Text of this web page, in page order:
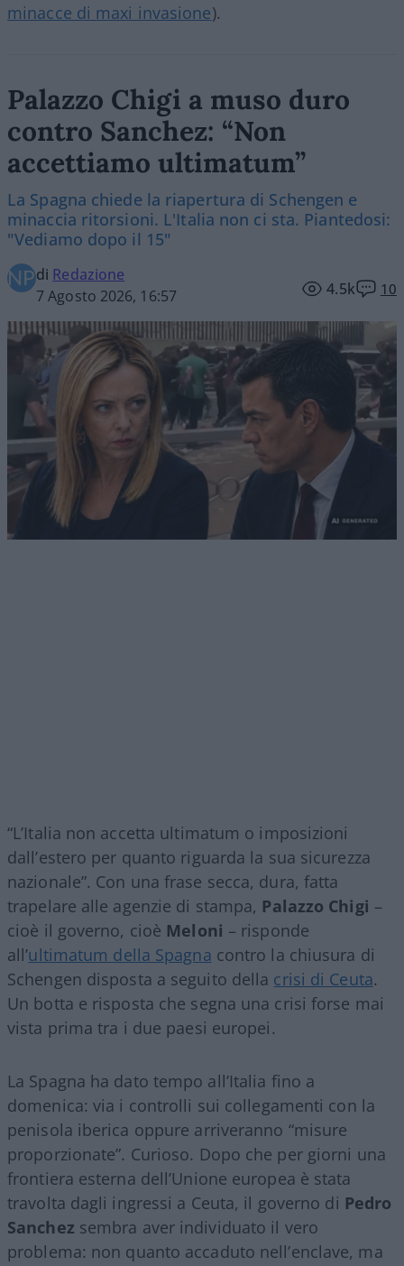
minacce di maxi invasione).
Palazzo Chigi a muso duro
contro Sanchez: “Non
accettiamo ultimatum”
La Spagna chiede la riapertura di Schengen e
minaccia ritorsioni. L'Italia non ci sta. Piantedosi:
"Vediamo dopo il 15"
di Redazione
7 Agosto 2026, 16:57
4.5k 10
“L’Italia non accetta ultimatum o imposizioni
dall’estero per quanto riguarda la sua sicurezza
nazionale”. Con una frase secca, dura, fatta
trapelare alle agenzie di stampa, Palazzo Chigi –
cioè il governo, cioè Meloni – risponde
all’ultimatum della Spagna contro la chiusura di
Schengen disposta a seguito della crisi di Ceuta.
Un botta e risposta che segna una crisi forse mai
vista prima tra i due paesi europei.
La Spagna ha dato tempo all’Italia fino a
domenica: via i controlli sui collegamenti con la
penisola iberica oppure arriveranno “misure
proporzionate”. Curioso. Dopo che per giorni una
frontiera esterna dell’Unione europea è stata
travolta dagli ingressi a Ceuta, il governo di Pedro
Sanchez sembra aver individuato il vero
problema: non quanto accaduto nell’enclave, ma